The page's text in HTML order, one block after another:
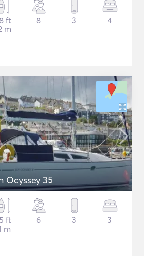
ft
m
8 3 4
Odyssey 35
ft
m
6 3 3